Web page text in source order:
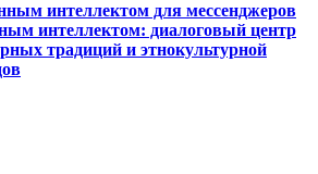
интеллектом для мессенджеров
интеллектом: диалоговый центр
традиций и этнокультурной